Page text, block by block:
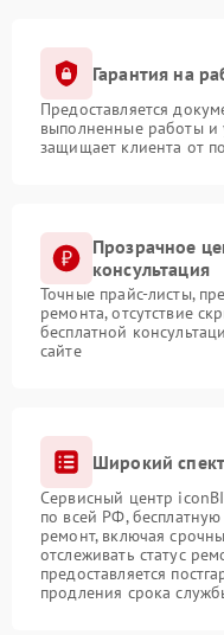
Гарантия на
Предоставляется
выполненные работы и
защищает клиента от
Прозрачное
консультация
Точные прайс-листы,
ремонта, отсутствие
бесплатной
сайте
Широкий
Сервисный центр
по всей РФ,
ремонт, включая
отслеживать статус
предоставляется
продления срока